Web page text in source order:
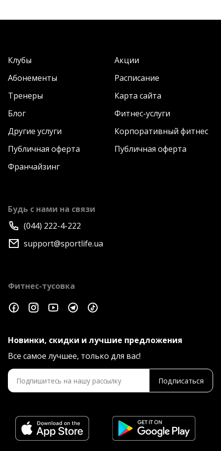
Клубы
Акции
Абонементы
Расписание
Тренеры
Карта сайта
Блог
Фитнес-услуги
Другие услуги
Корпоративный фитнес
Публичная оферта
Публичная оферта
Франчайзинг
Будь с нами на связи
(044) 222-4-222
support@sportlife.ua
Фитнес-тусовка
Новинки, скидки и лучшие предложения
Все самое лучшее, только для вас!
Подписаться